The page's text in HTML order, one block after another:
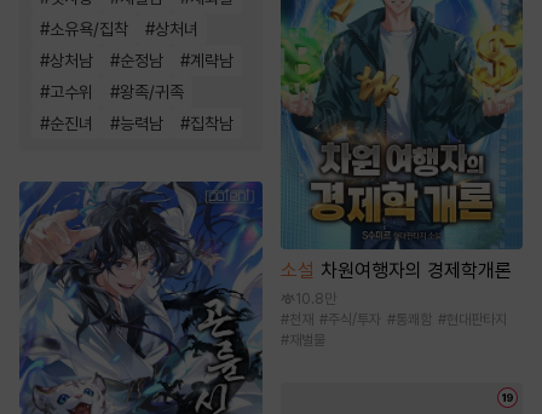
#소유욕/집착 #상처녀
#상처남 #순정남 #계략남
#고수위 #왕족/귀족
#순진녀 #능력남 #집착남
소설 차원여행자의 경제학개론
10.8만
#천재 #주식/투자 #통쾌함 #현대판타지
#재벌물